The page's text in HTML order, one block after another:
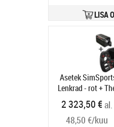
LISA
Asetek
Lenkrad - rot +
(18 Nm)
2 323,50 €al.
48,50 €/kuu